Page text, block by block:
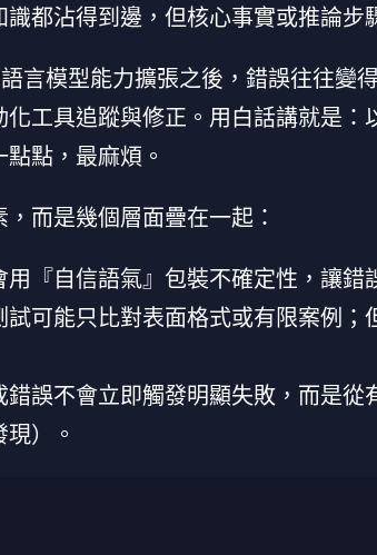
都沾得到邊，但核心事實或推論步
言模型能力擴張之後，錯誤往往
工具追蹤與修正。用白話講就是：
點，最麻煩。
而是幾個層面疊在一起：
用『自信語氣』包裝不確定性，讓錯
試可能只比對表面格式或有限案例
錯誤不會立即觸發明顯失敗，而是
）。